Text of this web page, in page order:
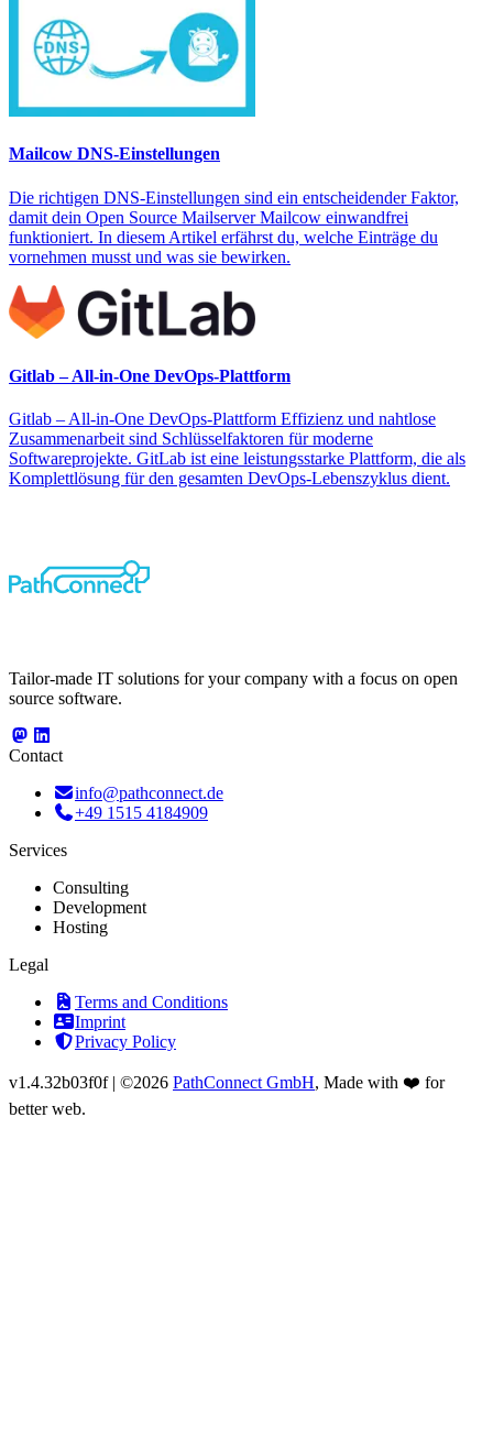
Mailcow DNS-Einstellungen
Die richtigen DNS-Einstellungen sind ein entscheidender Faktor,
damit dein Open Source Mailserver Mailcow einwandfrei
funktioniert. In diesem Artikel erfährst du, welche Einträge du
vornehmen musst und was sie bewirken.
Gitlab – All-in-One DevOps-Plattform
Gitlab – All-in-One DevOps-Plattform Effizienz und nahtlose
Zusammenarbeit sind Schlüsselfaktoren für moderne
Softwareprojekte. GitLab ist eine leistungsstarke Plattform, die als
Komplettlösung für den gesamten DevOps-Lebenszyklus dient.
Tailor-made IT solutions for your company with a focus on open
source software.
Contact
info@pathconnect.de
+49 1515 4184909
Services
Consulting
Development
Hosting
Legal
Terms and Conditions
Imprint
Privacy Policy
v1.4.32b03f0f| ©2026 PathConnect GmbH, Made with ❤️ for
better web.